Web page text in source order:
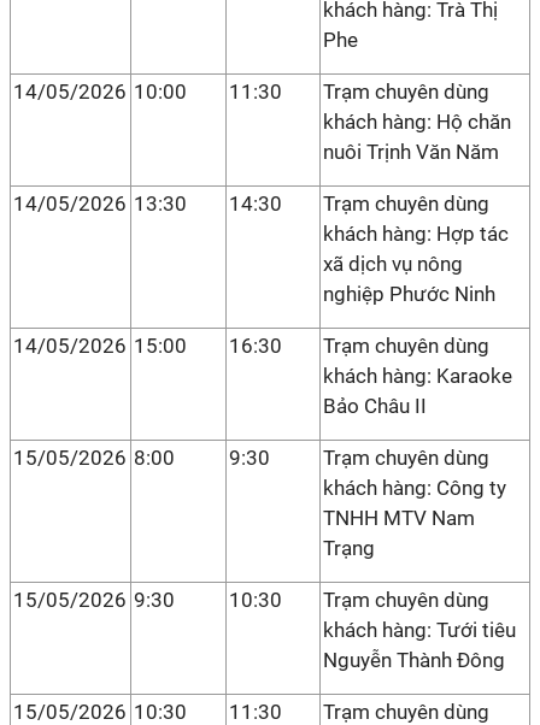
khách hàng: Trà Thị
Phe
14/05/2026 10:00 11:30
Trạm chuyên dùng
khách hàng: Hộ chăn
nuôi Trịnh Văn Năm
14/05/2026 13:30 14:30
Trạm chuyên dùng
khách hàng: Hợp tác
xã dịch vụ nông
nghiệp Phước Ninh
14/05/2026 15:00 16:30
Trạm chuyên dùng
khách hàng: Karaoke
Bảo Châu II
15/05/2026 8:00 9:30
Trạm chuyên dùng
khách hàng: Công ty
TNHH MTV Nam
Trạng
15/05/2026 9:30 10:30
Trạm chuyên dùng
khách hàng: Tưới tiêu
Nguyễn Thành Đông
15/05/2026 10:30 11:30
Trạm chuyên dùng